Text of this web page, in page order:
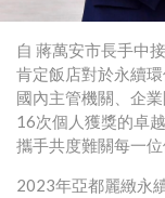
自 蔣萬安市長手中
肯定飯店對於永續
國內主管機關、企
16次個人獲獎的卓
攜手共度難關每一位
2023年亞都麗緻永